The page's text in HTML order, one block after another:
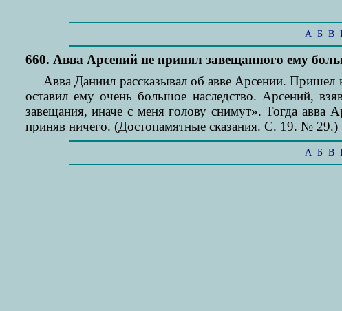
А Б В
660. Авва Арсений не принял завещанного ему
Авва Даниил рассказывал об авве Арсении. Пришел
оставил ему очень большое наследство. Арсений,
завещания, иначе с меня голову снимут». Тогда авва
приняв ничего. (Достопамятные сказания. С. 19. № 29.)
А Б В